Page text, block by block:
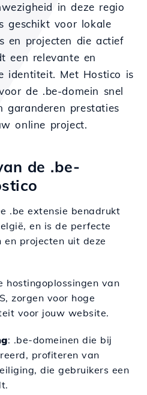
in deze regio
geschikt voor lokale
en projecten die actief
een relevante en
identiteit. Met Hostico is
de .be-domein snel
garanderen prestaties
online project.
de .be-
.be extensie benadrukt
en is de perfecte
en projecten uit deze
hostingoplossingen van
zorgen voor hoge
voor jouw website.
: .be-domeinen die bij
profiteren van
die gebruikers een